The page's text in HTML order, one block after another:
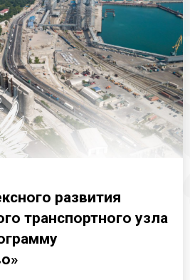
развития
транспортного узла